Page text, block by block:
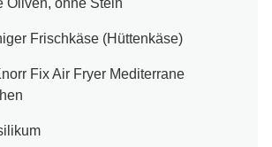
Oliven, ohne Stein
Frischkäse (Hüttenkäse)
Fix Air Fryer Mediterrane